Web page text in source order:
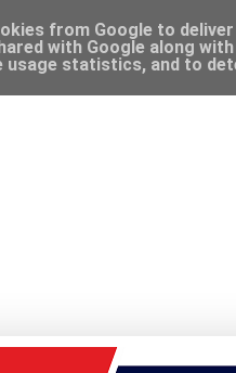
from Google to
with Google along
usage statistics, and to